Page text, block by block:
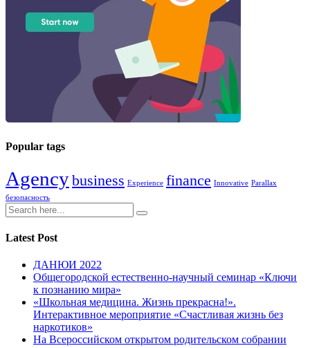
Popular tags
Agencybusiness Experience finance Innovative Parallax
безопасность
Latest Post
ДАНЮИ 2022
Общегородской естественно-научный семинар «Ключи
к познанию мира»
«Школьная медицина. Жизнь прекрасна!».
Интерактивное мероприятие «Счастливая жизнь без
наркотиков»
На Всероссийском открытом родительском собрании